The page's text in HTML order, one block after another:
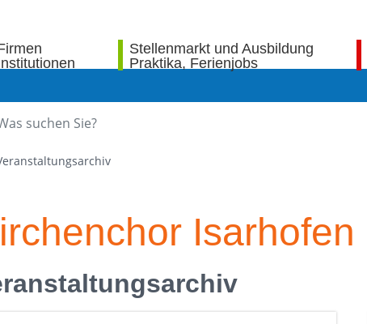
Stellenmarkt und Ausbildung
Praktika, Ferienjobs
Isarhofen